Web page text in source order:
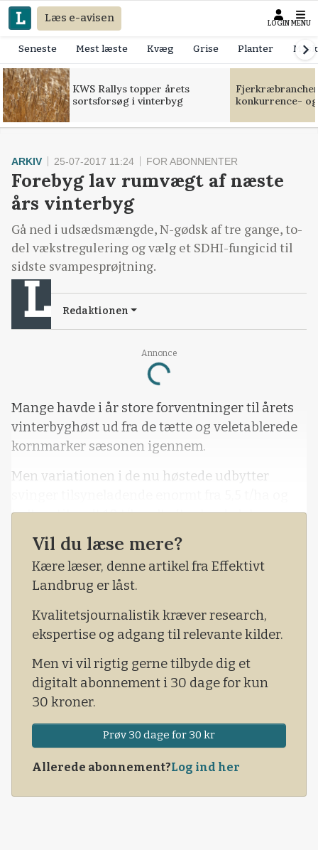
Læs e-avisen LOGIN MENU
Seneste Mest læste Kvæg Grise Planter
KWS Rallys topper årets
sortsforsøg i vinterbyg
konkurrence-
Annonce
Loading...
ARKIV 25-07-2017 11:24 FOR ABONNENTER
Forebyg lav rumvægt af næste
års vinterbyg
Gå ned i udsædsmængde, N-gødsk af tre gange, to-
del vækstregulering og vælg et SDHI-fungicid til
sidste svampesprøjtning.
Redaktionen
Mange havde i år store forventninger til årets
vinterbyghøst ud fra de tætte og veletablerede
kornmarker sæsonen igennem.
Men variationen i de nu høstede udbytter
helt op til godt 10 t/ha alt efter landsdel og
bonitet.
- I de første landsforsøg er der foreløbig høstet
meget fine udbytter omkring 10 t/ha i de bedste
markedsfører en række hybrid- og 6-radede
vinterbygsorter.
Vil du læse mere?
Kære læser, denne artikel fra Effektivt
Landbrug er låst.
Kvalitetsjournalistik kræver research,
ekspertise og adgang til relevante kilder.
Men vi vil rigtig gerne tilbyde dig et
digitalt abonnement i 30 dage for kun
30 kroner.
Prøv 30 dage for 30 kr
Allerede abonnement?Log ind her